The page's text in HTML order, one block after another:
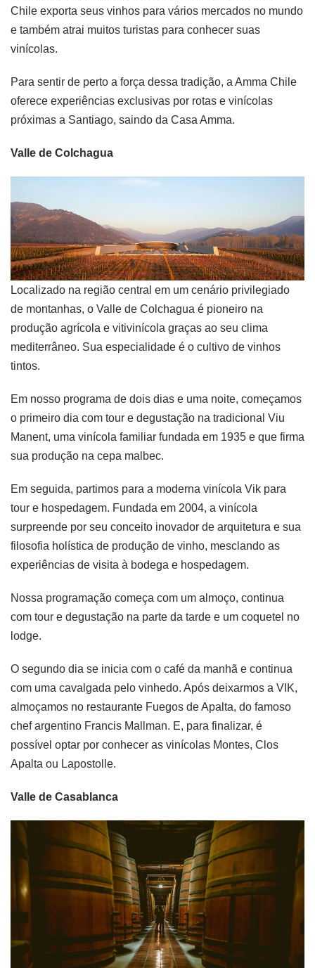
Chile exporta seus vinhos para vários mercados no mundo
e também atrai muitos turistas para conhecer suas
vinícolas.
Para sentir de perto a força dessa tradição, a Amma Chile
oferece experiências exclusivas por rotas e vinícolas
próximas a Santiago, saindo da Casa Amma.
Valle de Colchagua
Localizado na região central em um cenário privilegiado
de montanhas, o Valle de Colchagua é pioneiro na
produção agrícola e vitivinícola graças ao seu clima
mediterrâneo. Sua especialidade é o cultivo de vinhos
tintos.
Em nosso programa de dois dias e uma noite, começamos
o primeiro dia com tour e degustação na tradicional Viu
Manent, uma vinícola familiar fundada em 1935 e que firma
sua produção na cepa malbec.
Em seguida, partimos para a moderna vinícola Vik para
tour e hospedagem. Fundada em 2004, a vinícola
surpreende por seu conceito inovador de arquitetura e sua
filosofia holística de produção de vinho, mesclando as
experiências de visita à bodega e hospedagem.
Nossa programação começa com um almoço, continua
com tour e degustação na parte da tarde e um coquetel no
lodge.
O segundo dia se inicia com o café da manhã e continua
com uma cavalgada pelo vinhedo. Após deixarmos a VIK,
almoçamos no restaurante Fuegos de Apalta, do famoso
chef argentino Francis Mallman. E, para finalizar, é
possível optar por conhecer as vinícolas Montes, Clos
Apalta ou Lapostolle.
Valle de Casablanca